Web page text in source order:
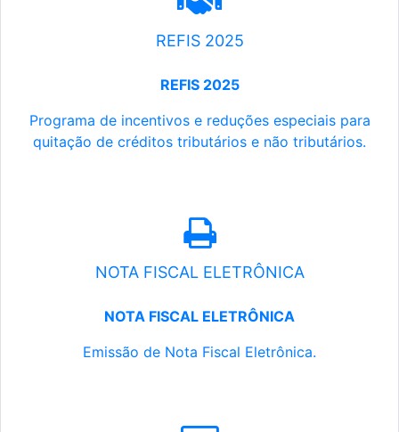
REFIS 2025
REFIS 2025
Programa de incentivos e reduções especiais para
quitação de créditos tributários e não tributários.
NOTA FISCAL ELETRÔNICA
NOTA FISCAL ELETRÔNICA
Emissão de Nota Fiscal Eletrônica.